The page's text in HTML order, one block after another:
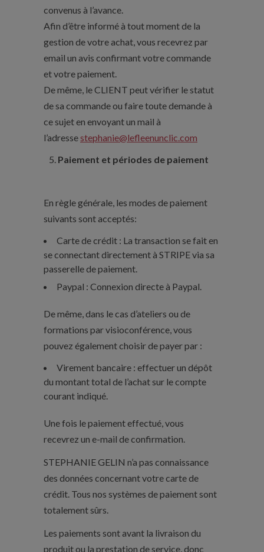
convenus à l’avance.
Afin d’être informé à tout moment de la
gestion de votre achat, vous recevrez par
email un avis confirmant votre commande
et votre paiement.
De même, le CLIENT peut vérifier le statut
de sa commande ou faire toute demande à
ce sujet en envoyant un mail à
l’adressestephanie@lefleenunclic.com
Paiement et périodes de paiement
En règle générale, les modes de paiement
suivants sont acceptés:
Carte de crédit : La transaction se fait en
se connectant directement à STRIPE via sa
passerelle de paiement.
Paypal : Connexion directe à Paypal.
De même, dans le cas d’ateliers ou de
formations par visioconférence, vous
pouvez également choisir de payer par :
Virement bancaire : effectuer un dépôt
du montant total de l’achat sur le compte
courant indiqué.
Une fois le paiement effectué, vous
recevrez un e-mail de confirmation.
STEPHANIE GELIN n’a pas connaissance
des données concernant votre carte de
crédit. Tous nos systèmes de paiement sont
totalement sûrs.
Les paiements sont avant la livraison du
produit ou la prestation de service, donc